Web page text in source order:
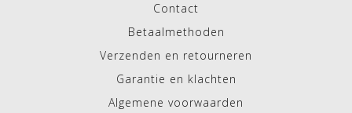
Contact
Betaalmethoden
Verzenden en retourneren
Garantie en klachten
Algemene voorwaarden